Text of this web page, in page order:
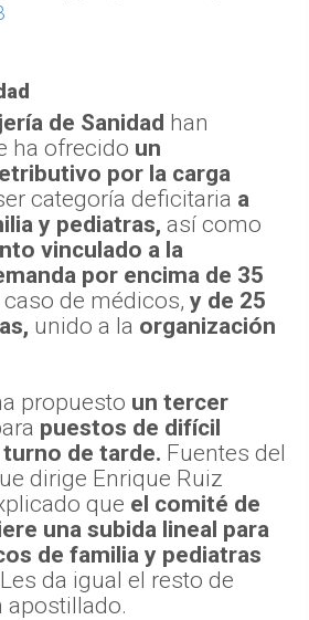
de Sanidad han
ha ofrecido un
por la carga
categoría deficitaria a
y pediatras, así como
vinculado a la
por encima de 35
caso de médicos, y de 25
unido a la organización
propuesto un tercer
puestos de difícil
de tarde. Fuentes del
dirige Enrique Ruiz
que el comité de
una subida lineal para
de familia y pediatras
da igual el resto de
apostillado.